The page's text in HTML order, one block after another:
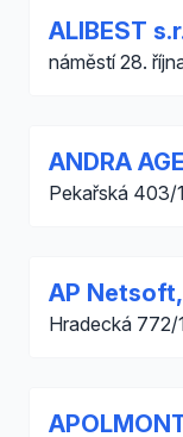
ALIBEST
náměstí 28.
ANDRA
Pekařská 403/
AP
Hradecká 772/